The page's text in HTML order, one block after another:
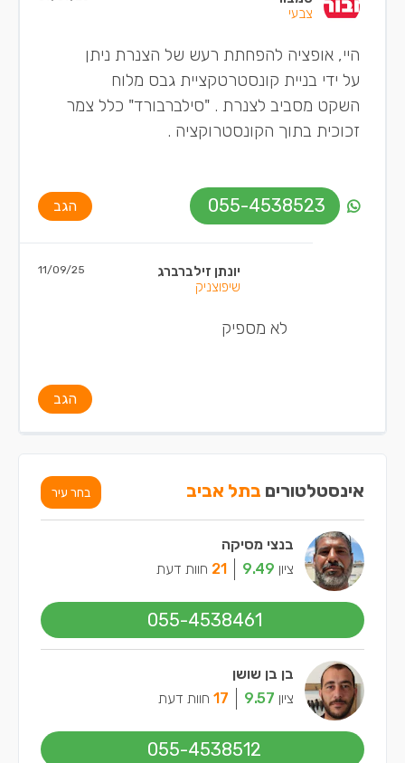
צבעי
היי, אופציה להפחתת רעש של הצנרת ניתן
על ידי בניית קונסטרטקציית גבס מלוח
השקט מסביב לצנרת . "סילברבורד" כלל צמר
זכוכית בתוך הקונסטרוקציה .
055-4538523 הגב
יונתן זילברברג
שיפוצניק
11/09/25
לא מספיק
הגב
אינסטלטורים בתל אביב בחר עיר
בנצי מסיקה
ציון 9.49
21 חוות דעת
055-4538461
בן בן שושן
ציון 9.57
17 חוות דעת
055-4538512